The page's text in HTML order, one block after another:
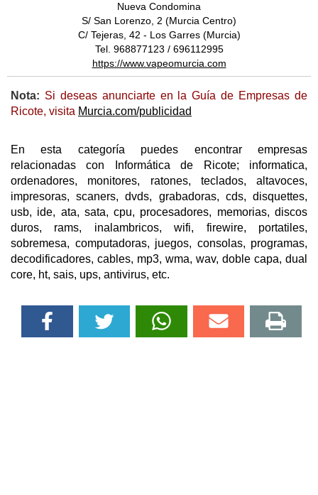
Nueva Condomina
S/ San Lorenzo, 2 (Murcia Centro)
C/ Tejeras, 42 - Los Garres (Murcia)
Tel. 968877123 / 696112995
https://www.vapeomurcia.com
Nota: Si deseas anunciarte en la Guía de Empresas de
Ricote, visita Murcia.com/publicidad
En esta categoría puedes encontrar empresas
relacionadas con Informática de Ricote; informatica,
ordenadores, monitores, ratones, teclados, altavoces,
impresoras, scaners, dvds, grabadoras, cds, disquettes,
usb, ide, ata, sata, cpu, procesadores, memorias, discos
duros, rams, inalambricos, wifi, firewire, portatiles,
sobremesa, computadoras, juegos, consolas, programas,
decodificadores, cables, mp3, wma, wav, doble capa, dual
core, ht, sais, ups, antivirus, etc.